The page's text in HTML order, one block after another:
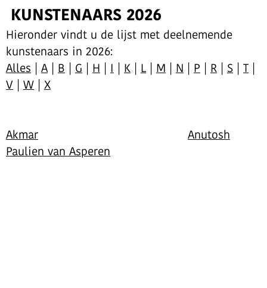
KUNSTENAARS 2026
Hieronder vindt u de lijst met deelnemende
kunstenaars in 2026:
Alles | A | B | G | H | I | K | L| M | N | P | R | S | T |
V | W | X
Akmar
Anutosh
Paulien van Asperen